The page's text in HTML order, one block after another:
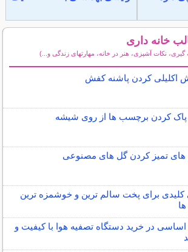
خانه داری
نکات آشپزی، هنر در خانه، مهارتهای زندگی و...)
اکلیلی کردن پاشنه کفش
پاک کردن برچسب ها از روی شیشه
تمیز کردن گل های مصنوعی
کلیدی برای پخت سالم ترین و خوشمزه ترین
اساسی در خرید دستگاه تصفیه هوا با کیفیت و